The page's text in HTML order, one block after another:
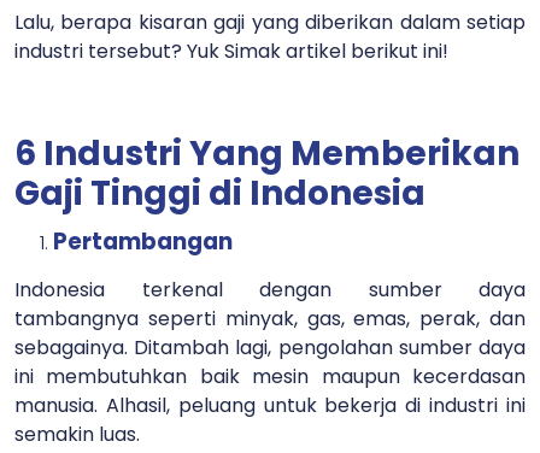
Lalu, berapa kisaran gaji yang diberikan dalam setiap
industri tersebut? Yuk Simak artikel berikut ini!
6 Industri Yang Memberikan
Gaji Tinggi di Indonesia
Pertambangan
Indonesia terkenal dengan sumber daya
tambangnya seperti minyak, gas, emas, perak, dan
sebagainya. Ditambah lagi, pengolahan sumber daya
ini membutuhkan baik mesin maupun kecerdasan
manusia. Alhasil, peluang untuk bekerja di industri ini
semakin luas.